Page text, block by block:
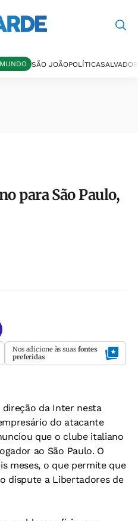
SÃO JOÃOPOLÍTICASALVADOR
para São Paulo,
Nos adicione às suas fontes
preferidas
direção da Inter nesta
do atacante
que o clube italiano
ao São Paulo. O
meses, o que permite que
dispute a Libertadores de